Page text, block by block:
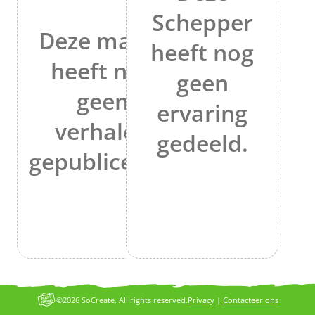
Deze maker
heeft nog
geen
verhalen
gepubliceerd.
Schepper
heeft nog
geen
ervaring
gedeeld.
Privacy| Contacteer ons
©2026 SoCreate. All rights reserved.